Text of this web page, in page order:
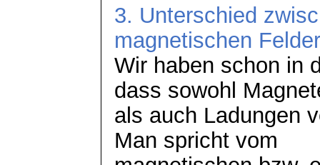
3. Unterschied
magnetischen
Wir haben schon in
dass sowohl
als auch Ladungen
Man spricht vom